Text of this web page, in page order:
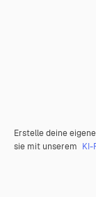
Erstelle deine
sie mit unserem KI-